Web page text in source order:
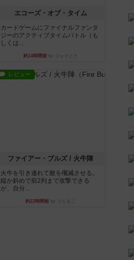
エコーズ・オブ・タイム
カードゲームにファイナルファンタ
ジーのアクティブタイムバトル（も
しくは...
約14時間前by ジェイとと
レビュー
ファイアー・ブルズ / 火牛陣
火牛を引き連れて敵を殲滅させる。
縦か斜めで前2列まで攻撃できる
が、自分...
約22時間前 by うらまこ